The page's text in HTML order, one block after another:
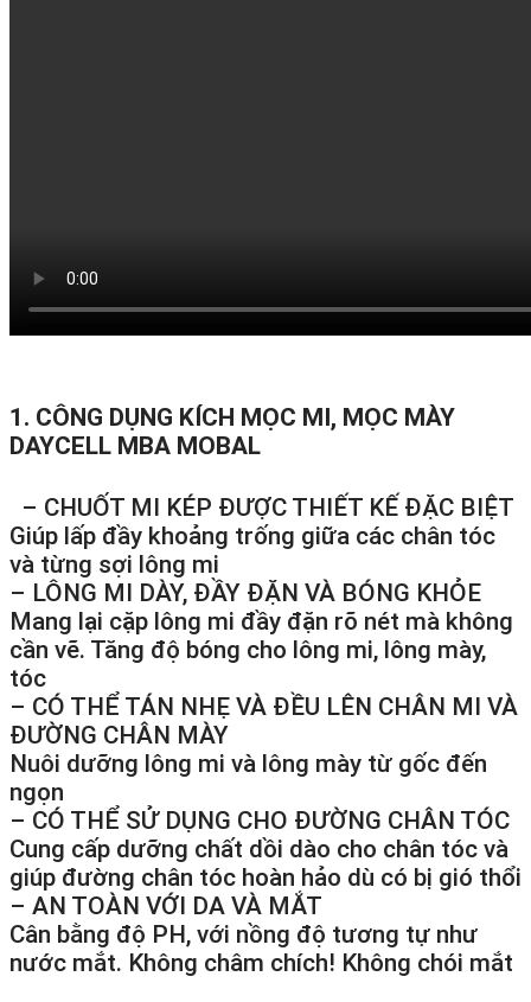
1. CÔNG DỤNG KÍCH MỌC MI, MỌC MÀY
DAYCELL MBA MOBAL
– CHUỐT MI KÉP ĐƯỢC THIẾT KẾ ĐẶC BIỆT
Giúp lấp đầy khoảng trống giữa các chân tóc
và từng sợi lông mi
– LÔNG MI DÀY, ĐẦY ĐẶN VÀ BÓNG KHỎE
Mang lại cặp lông mi đầy đặn rõ nét mà không
cần vẽ. Tăng độ bóng cho lông mi, lông mày,
tóc
– CÓ THỂ TÁN NHẸ VÀ ĐỀU LÊN CHÂN MI VÀ
ĐƯỜNG CHÂN MÀY
Nuôi dưỡng lông mi và lông mày từ gốc đến
ngọn
– CÓ THỂ SỬ DỤNG CHO ĐƯỜNG CHÂN TÓC
Cung cấp dưỡng chất dồi dào cho chân tóc và
giúp đường chân tóc hoàn hảo dù có bị gió thổi
– AN TOÀN VỚI DA VÀ MẮT
Cân bằng độ PH, với nồng độ tương tự như
nước mắt. Không châm chích! Không chói mắt